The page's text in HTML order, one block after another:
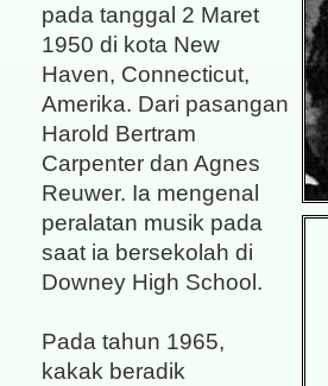
pada tanggal 2 Maret
1950 di kota New
Haven, Connecticut,
Amerika. Dari pasangan
Harold Bertram
Carpenter dan Agnes
Reuwer. Ia mengenal
peralatan musik pada
saat ia bersekolah di
Downey High School.
Pada tahun 1965,
kakak beradik